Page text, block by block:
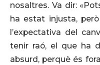
nosaltres. Va dir:
ha estat injusta,
l’expectativa del
tenir raó, el que ha
absurd, perquè és